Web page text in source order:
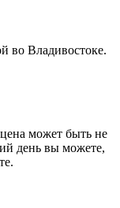
во Владивостоке.
может быть не
день вы можете,